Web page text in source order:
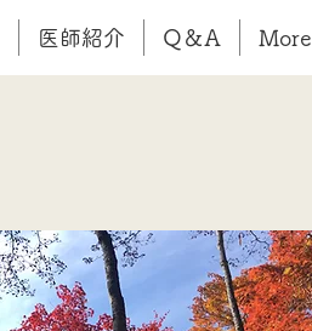
医師紹介 Q＆A More